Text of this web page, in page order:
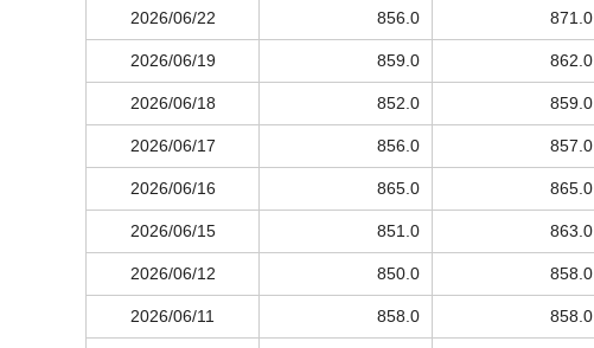
2026/06/22 856.0 871.0
2026/06/19 859.0 862.0
2026/06/18 852.0 859.0
2026/06/17 856.0 857.0
2026/06/16 865.0 865.0
2026/06/15 851.0 863.0
2026/06/12 850.0 858.0
2026/06/11 858.0 858.0